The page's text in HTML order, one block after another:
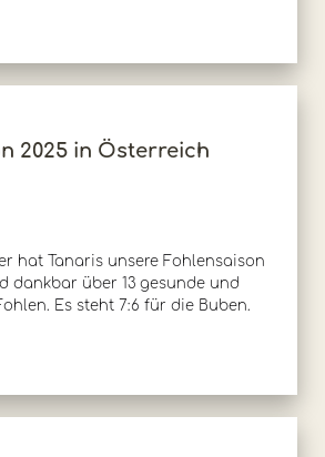
2025 in Österreich
hat Tanaris unsere Fohlensaison
dankbar über 13 gesunde und
Es steht 7:6 für die Buben.